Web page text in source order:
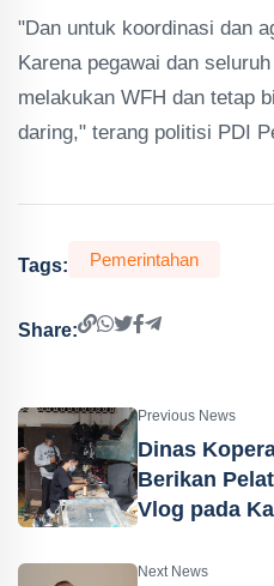
"Dan untuk koordinasi dan
Karena pegawai dan
melakukan WFH dan tetap
daring," terang politisi PDI
Tags: Pemerintahan
Share:
Previous News
Dinas
Berikan
Vlog pada
Next News